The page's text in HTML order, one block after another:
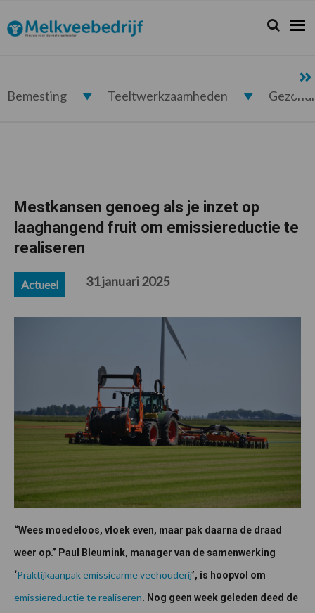
de
hoofdnavigatie
de
hoofd
de
eerste
de
voettekst
Melkveebedrijf.nl Zoeken...
Zoek
Bemesting Teeltwerkzaamheden
Mestkansen genoeg als je inzet op
laaghangend fruit om emissiereductie te
realiseren
Actueel 31 januari 2025
“Wees moedeloos, vloek even, maar pak daarna de draad
weer op.” Paul Bleumink, manager van de samenwerking
‘Praktijkaanpak emissiearme veehouderij’, is hoopvol om
emissiereductie te realiseren. Nog geen week geleden deed de